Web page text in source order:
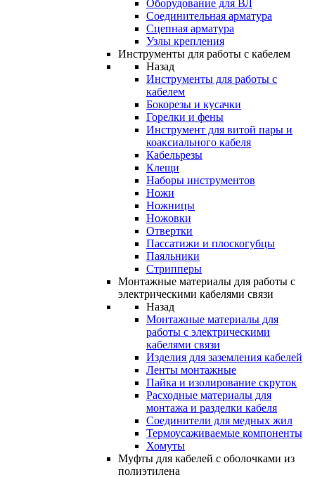
Оборудование для ВЛ
Соединительная арматура
Сцепная арматура
Узлы крепления
Инструменты для работы с кабелем
Назад
Инструменты для работы с
кабелем
Бокорезы и кусачки
Горелки и фены
Инструмент для витой пары и
коаксиального кабеля
Кабельрезы
Клещи
Наборы инструментов
Ножи
Ножницы
Ножовки
Отвертки
Пассатижи и плоскогубцы
Паяльники
Стрипперы
Монтажные материалы для работы с
электрическими кабелями связи
Назад
Монтажные материалы для
работы с электрическими
кабелями связи
Изделия для заземления кабелей
Ленты монтажные
Пайка и изолирование скруток
Расходные материалы для
монтажа и разделки кабеля
Соединители для медных жил
Термоусаживаемые компоненты
Хомуты
Муфты для кабелей с оболочками из
полиэтилена